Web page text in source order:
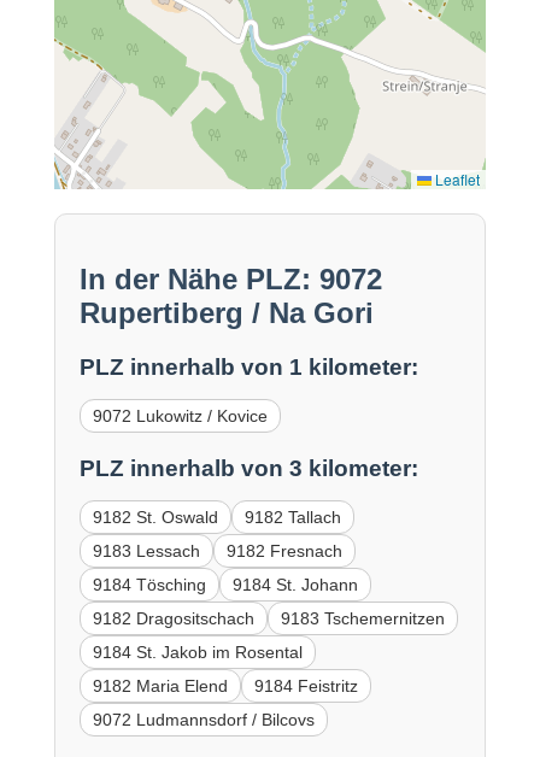
Leaflet
In der Nähe PLZ: 9072
Rupertiberg / Na Gori
PLZ innerhalb von 1 kilometer:
9072 Lukowitz / Kovice
PLZ innerhalb von 3 kilometer:
9182 St. Oswald
9182 Tallach
9183 Lessach
9182 Fresnach
9184 Tösching
9184 St. Johann
9182 Dragositschach
9183 Tschemernitzen
9184 St. Jakob im Rosental
9182 Maria Elend
9184 Feistritz
9072 Ludmannsdorf / Bilcovs